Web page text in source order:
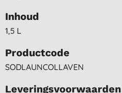
Inhoud
1,5 L
Productcode
SODLAUNCOLLAVEN
Leveringsvoorwaarden